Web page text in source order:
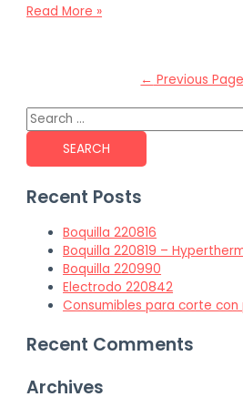
Consumibles
Read More »
pagination
← Previous Page
Search
for:
Recent Posts
Boquilla 220816
Boquilla 220819 –
Boquilla 220990
Electrodo 220842
Consumibles para corte con
Recent Comments
Archives